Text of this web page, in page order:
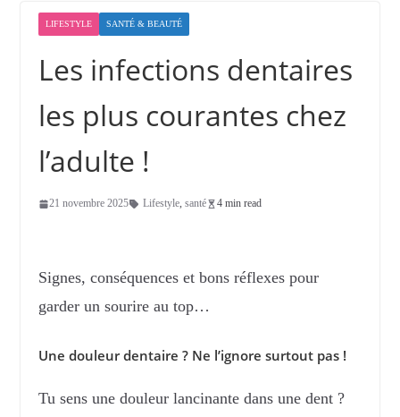
LIFESTYLE SANTÉ & BEAUTÉ
Les infections dentaires
les plus courantes chez
l’adulte !
21 novembre 2025 Lifestyle, santé 4 min read
Signes, conséquences et bons réflexes pour
garder un sourire au top…
Une douleur dentaire ? Ne l’ignore surtout pas !
Tu sens une douleur lancinante dans une dent ?